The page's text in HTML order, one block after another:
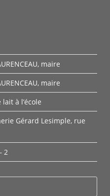
maire
maire
à l’école
Gérard Lesimple, rue
2